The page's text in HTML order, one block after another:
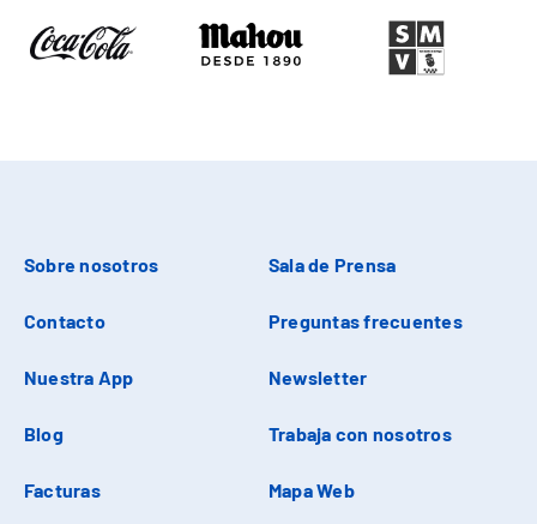
Sobre nosotros Sala de Prensa
Contacto Preguntas frecuentes
Nuestra App Newsletter
Blog Trabaja con nosotros
Facturas Mapa Web